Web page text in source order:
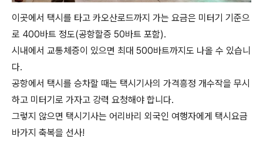
이곳에서 택시를 타고 카오산로드까지 가는 요금은 미터기 기준으
로 400바트 정도(공항할증 50바트 포함).
시내에서 교통체증이 있으면 최대 500바트까지도 나올 수 있습니
다.
공항에서 택시를 승차할 때는 택시기사의 가격흥정 개수작을 무시
하고 미터기로 가자고 강력 요청해야 합니다.
그렇지 않으면 택시기사는 어리바리 외국인 여행자에게 택시요금
바가지 축복을 선사!